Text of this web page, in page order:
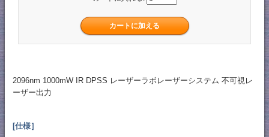
2096nm 1000mW IR DPSS レーザーラボレーザーシステム 不可視レ
ーザー出力
[仕様］